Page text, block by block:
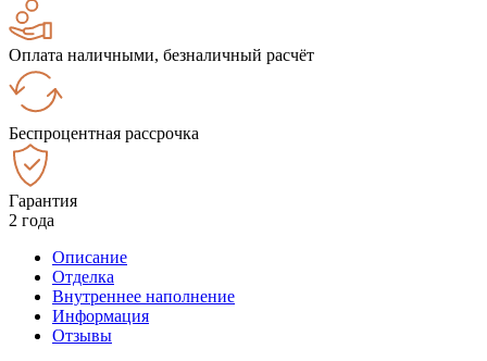
Оплата наличными, безналичный расчёт
Беспроцентная рассрочка
Гарантия
2 года
Описание
Отделка
Внутреннее наполнение
Информация
Отзывы